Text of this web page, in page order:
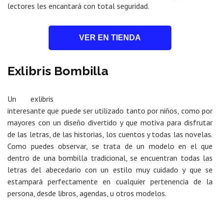
lectores les encantará con total seguridad.
VER EN TIENDA
Exlibris Bombilla
Un exlibris
interesante que puede ser utilizado tanto por niños, como por
mayores con un diseño divertido y que motiva para disfrutar
de las letras, de las historias, los cuentos y todas las novelas.
Como puedes observar, se trata de un modelo en el que
dentro de una bombilla tradicional, se encuentran todas las
letras del abecedario con un estilo muy cuidado y que se
estampará perfectamente en cualquier pertenencia de la
persona, desde libros, agendas, u otros modelos.